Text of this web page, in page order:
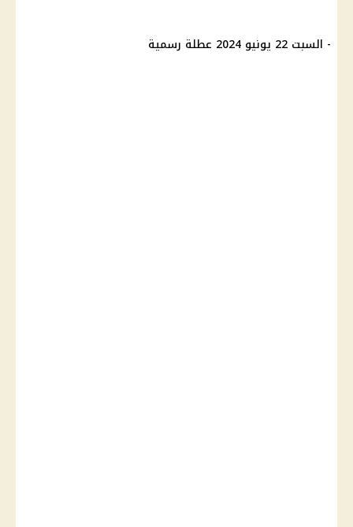
- السبت 22 يونيو 2024 عطلة رسمية